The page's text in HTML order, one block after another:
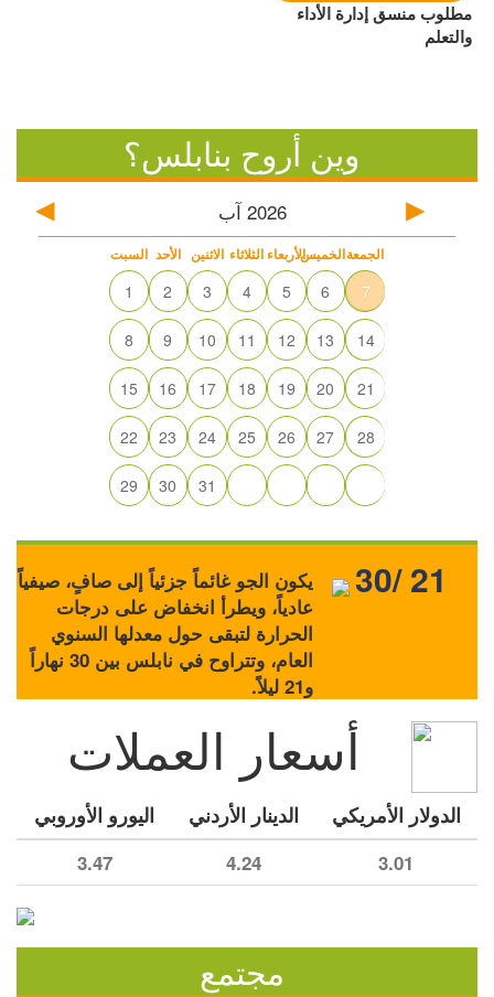
مطلوب منسق إدارة الأداء
والتعلم
وين أروح بنابلس؟
2026 آب
السبت الأحد الاثنين الثلاثاء الأربعاءالخميسالجمعة
1 2 3 4 5 6 7
8 9 10 11 12 13 14
15 16 17 18 19 20 21
22 23 24 25 26 27 28
29 30 31
يكون الجو غائماً جزئياً إلى صافٍ، صيفياً
عادياً، ويطرأ انخفاض على درجات
الحرارة لتبقى حول معدلها السنوي
العام، وتتراوح في نابلس بين 30 نهاراً
و21 ليلاً.
30/ 21
أسعار العملات
الدولار الأمريكي الدينار الأردني اليورو الأوروبي
3.01
4.24
3.47
مجتمع